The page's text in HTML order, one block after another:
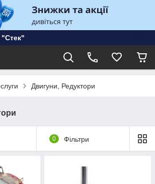
"Стек"
Двигуни, Редуктори
0 Фільтри